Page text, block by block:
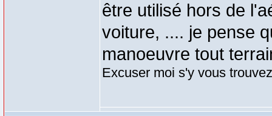
être utilisé hors de
voiture, .... je pense
manoeuvre tout
Excuser moi s'y vous